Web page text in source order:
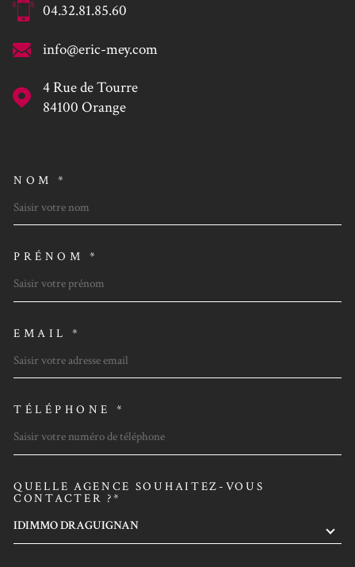
04.32.81.85.60
info@eric-mey.com
4 Rue de Tourre
84100
Orange
NOM *
PRÉNOM *
EMAIL *
TÉLÉPHONE *
QUELLE AGENCE SOUHAITEZ-VOUS
CONTACTER ?*
IDIMMO DRAGUIGNAN